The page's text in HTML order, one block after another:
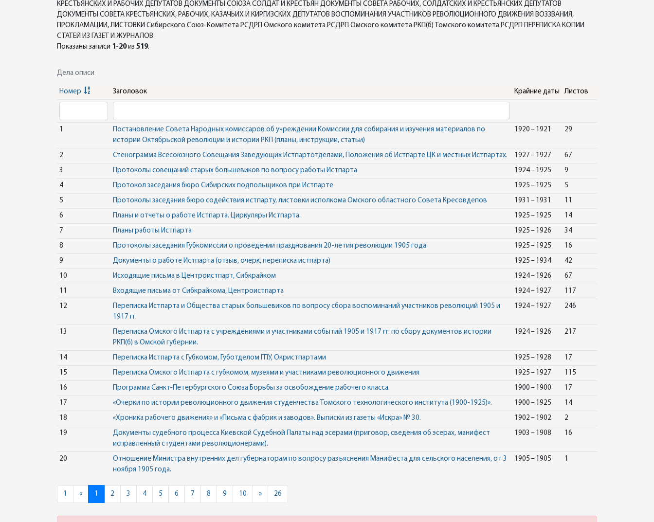
КРЕСТЬЯНСКИХ И РАБОЧИХ ДЕПУТАТОВ ДОКУМЕНТЫ СОЮЗА СОЛДАТ И КРЕСТЬЯН ДОКУМЕНТЫ СОВЕТА РАБОЧИХ, СОЛДАТСКИХ И КРЕСТЬЯНСКИХ ДЕПУТАТОВ
ДОКУМЕНТЫ СОВЕТА КРЕСТЬЯНСКИХ, РАБОЧИХ, КАЗАЧЬИХ И КИРГИЗСКИХ ДЕПУТАТОВ ВОСПОМИНАНИЯ УЧАСТНИКОВ РЕВОЛЮЦИОННОГО ДВИЖЕНИЯ ВОЗЗВАНИЯ,
ПРОКЛАМАЦИИ, ЛИСТОВКИ Сибирского Союз-Комитета РСДРП Омского комитета РСДРП Омского комитета РКП(б) Томского комитета РСДРП ПЕРЕПИСКА КОПИИ
СТАТЕЙ ИЗ ГАЗЕТ И ЖУРНАЛОВ
Показаны записи 1-20из 519.
Дела описи
Номер Заголовок Крайние даты Листов
1
Постановление Совета Народных комиссаров об учреждении Комиссии для собирания и изучения материалов по
истории Октябрьской революции и истории РКП (планы, инструкции, статьи)
1920 – 1921 29
2 Стенограмма Всесоюзного Совещания Заведующих Истпартотделами, Положения об Истпарте ЦК и местных Истпартах. 1927 – 1927 67
3 Протоколы совещаний старых большевиков по вопросу работы Истпарта 1924 – 1925 9
4 Протокол заседания бюро Сибирских подпольщиков при Истпарте 1925 – 1925 5
5 Протоколы заседания бюро содействия истпарту, листовки исполкома Омского областного Совета Кресовдепов 1931 – 1931 11
6 Планы и отчеты о работе Истпарта. Циркуляры Истпарта. 1925 – 1925 14
7 Планы работы Истпарта 1925 – 1926 34
8 Протоколы заседания Губкомиссии о проведении празднования 20-летия революции 1905 года. 1925 – 1925 16
9 Документы о работе Истпарта (отзыв, очерк, переписка истпарта) 1925 – 1934 42
10 Исходящие письма в Центроистпарт, Сибкрайком 1924 – 1926 67
11 Входящие письма от Сибкрайкома, Центроистпарта 1924 – 1927 117
12
Переписка Истпарта и Общества старых большевиков по вопросу сбора воспоминаний участников революций 1905 и
1917 гг.
1924 – 1927 246
13
Переписка Омского Истпарта с учреждениями и участниками событий 1905 и 1917 гг. по сбору документов истории
РКП(б) в Омской губернии.
1924 – 1926 217
14 Переписка Истпарта с Губкомом, Губотделом ГПУ, Окристпартами 1925 – 1928 17
15 Переписка Омского Истпарта с губкомом, музеями и участниками революционного движения 1925 – 1927 115
16 Программа Санкт-Петербургского Союза Борьбы за освобождение рабочего класса. 1900 – 1900 17
17 «Очерки по истории революционного движения студенчества Томского технологического института (1900-1925)». 1900 – 1925 14
18 «Хроника рабочего движения» и «Письма с фабрик и заводов». Выписки из газеты «Искра» № 30. 1902 – 1902 2
19
Документы судебного процесса Киевской Судебной Палаты над эсерами (приговор, сведения об эсерах, манифест
исправленный студентами революционерами).
1903 – 1908 16
20
Отношение Министра внутренних дел губернаторам по вопросу разъяснения Манифеста для сельского населения, от 3
ноября 1905 года.
1905 – 1905 1
1 «Previous
1 2 3 4 5 6 7 8 9 10 »Next26